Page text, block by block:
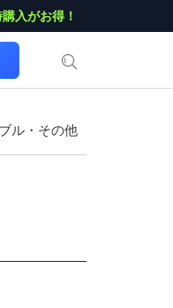
購入がお得！
ル・その他